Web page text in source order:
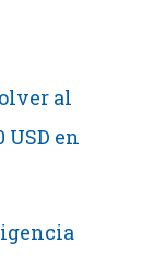
al
USD en